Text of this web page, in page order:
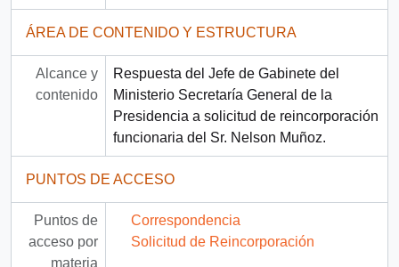
ÁREA DE CONTENIDO Y ESTRUCTURA
Alcance y
contenido
Respuesta del Jefe de Gabinete del
Ministerio Secretaría General de la
Presidencia a solicitud de reincorporación
funcionaria del Sr. Nelson Muñoz.
PUNTOS DE ACCESO
Puntos de
acceso por
materia
Correspondencia
Solicitud de Reincorporación